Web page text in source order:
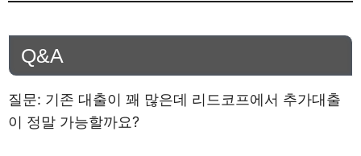
Q&A
질문: 기존 대출이 꽤 많은데 리드코프에서 추가대출
이 정말 가능할까요?